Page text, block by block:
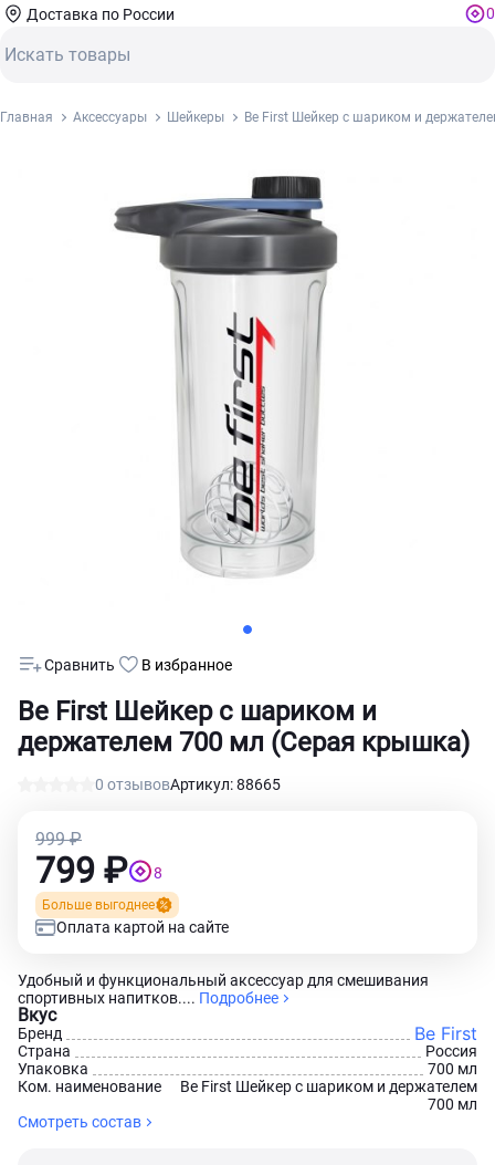
Доставка по России 0
Главная Аксессуары Шейкеры Be First Шейкер с шариком и
Be First Шейкер с шариком и
держателем 700 мл (Серая крышка)
0 отзывовАртикул: 88665
Сравнить В избранное
Удобный и функциональный аксессуар для смешивания
спортивных напитков.... Подробнее
Вкус
Бренд Be First
Страна
Россия
Упаковка
700 мл
Ком. наименование
Be First Шейкер с шариком и держателем
700 мл
Смотреть состав
999 ₽
799 ₽ 8
Больше выгоднее
Оплата картой на сайте